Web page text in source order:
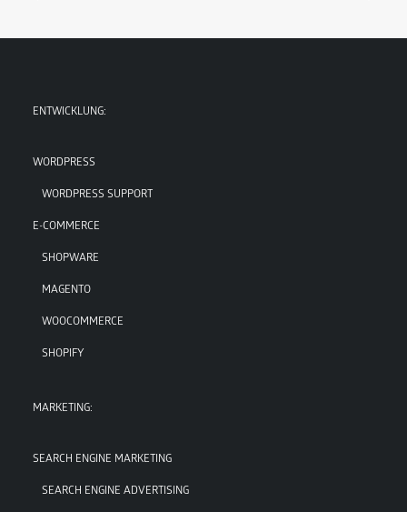
ENTWICKLUNG:
WORDPRESS
WORDPRESS SUPPORT
E-COMMERCE
SHOPWARE
MAGENTO
WOOCOMMERCE
SHOPIFY
MARKETING:
SEARCH ENGINE MARKETING
SEARCH ENGINE ADVERTISING